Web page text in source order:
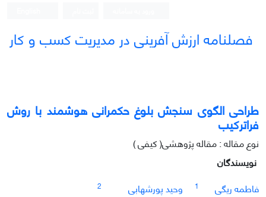
فصلنامه ارزش آفرینی در مدیریت کسب و کار
طراحی الگوی سنجش بلوغ حکمرانی هوشمند با روش
فراترکیب
نوع مقاله : مقاله پژوهشی( کیفی )
نویسندگان
فاطمه ریگی
1 وحید پورشهابی
2